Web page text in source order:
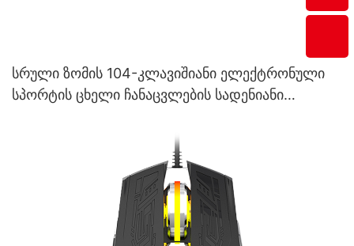
სრული ზომის 104-კლავიშიანი ელექტრონული
სპორტის ცხელი ჩანაცვლების სადენიანი